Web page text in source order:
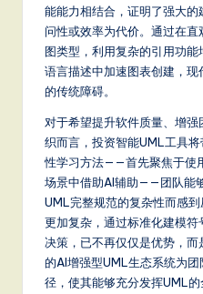
能能力相结合，证明了强大
问性或效率为代价。通过在
图类型，利用复杂的引用功
语言描述中加速图表创建，
的传统障碍。
对于希望提升软件质量、增
织而言，投资智能UML工具
性学习方法——首先聚焦于使
场景中借助AI辅助——团队能
UML完整规范的复杂性而感
更加复杂，通过标准化建模
决策，已不再仅仅是优势，
的AI增强型UML生态系统为
径，使其能够充分发挥UML